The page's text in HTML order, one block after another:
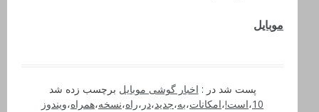
موبایل
پست شد در : اخبار گوشی موبایل برچسب زده شد
10،است!،امکانات،به،جدید،در ،راه،نسخه،همراه،ویندوز